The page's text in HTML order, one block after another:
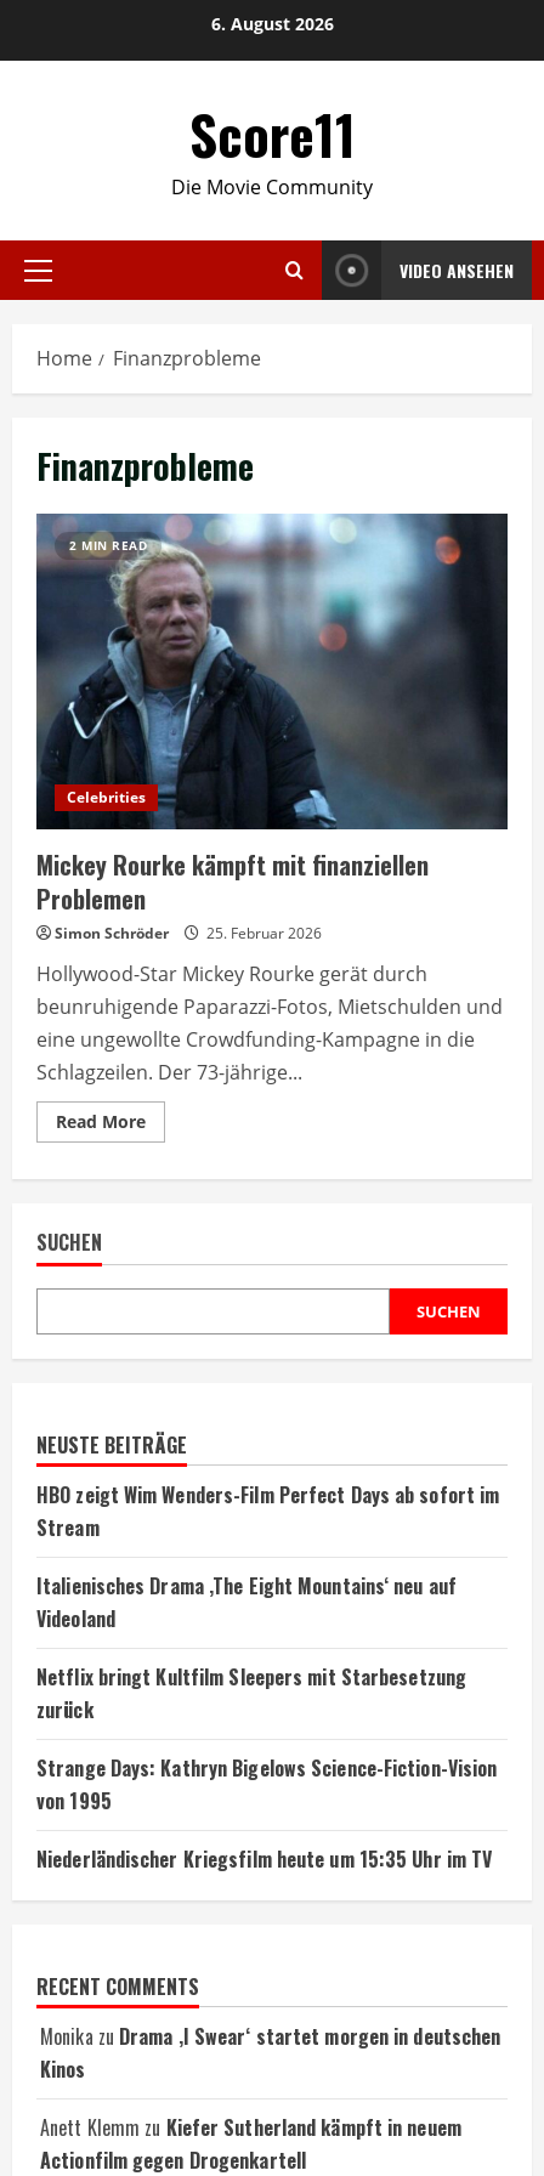
6. August 2026
Score11
Die Movie Community
Primary
VIDEO ANSEHEN
Home Finanzprobleme
Finanzprobleme
2 MIN READ
Celebrities
Mickey Rourke kämpft mit finanziellen
Problemen
Simon Schröder 25. Februar 2026
Hollywood-Star Mickey Rourke gerät durch
beunruhigende Paparazzi-Fotos, Mietschulden und
eine ungewollte Crowdfunding-Kampagne in die
Schlagzeilen. Der 73-jährige...
Read MoreRead
more
SUCHEN
SUCHEN
NEUSTE BEITRÄGE
HBO zeigt Wim Wenders-Film Perfect Days ab sofort im
Stream
Italienisches Drama ‚The Eight Mountains‘ neu auf
Videoland
Netflix bringt Kultfilm Sleepers mit Starbesetzung
zurück
Strange Days: Kathryn Bigelows Science-Fiction-Vision
von 1995
Niederländischer Kriegsfilm heute um 15:35 Uhr im TV
RECENT COMMENTS
Monika zu Drama ‚I Swear‘ startet morgen in deutschen
Kinos
Anett Klemm zu Kiefer Sutherland kämpft in neuem
Actionfilm gegen Drogenkartell